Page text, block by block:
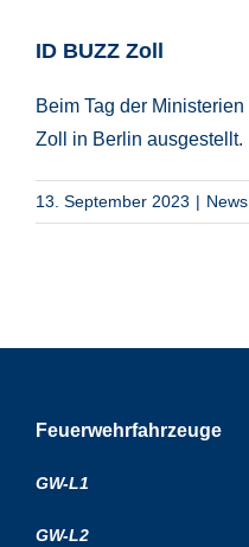
ID BUZZ Zoll
Beim Tag der
Zoll in Berlin ausgestellt.
13. September 2023 | News
Feuerwehrfahrzeuge
GW-L1
GW-L2